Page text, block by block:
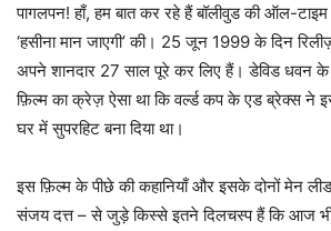
पागलपन! हाँ, हम बात कर रहे हैं बॉलीवुड की ऑल-
‘हसीना मान जाएगी’ की। 25 जून 1999 के दिन
अपने शानदार 27 साल पूरे कर लिए हैं। डेविड धवन
फ़िल्म का क्रेज़ ऐसा था कि वर्ल्ड कप के एड ब्रेक्स ने
घर में सुपरहिट बना दिया था।
इस फ़िल्म के पीछे की कहानियाँ और इसके दोनों मेन लीड
संजय दत्त – से जुड़े किस्से इतने दिलचस्प हैं कि आज